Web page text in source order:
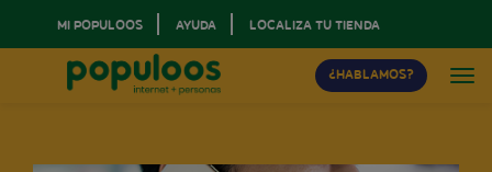
MI POPULOOS AYUDA LOCALIZA TU TIENDA
¿HABLAMOS?